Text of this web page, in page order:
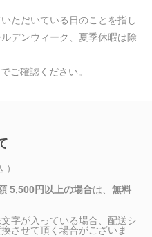
ただいている日のことを指し
デンウィーク、夏季休暇は除
でご確認ください。
5,500円以上の場合は、 無料
字が入っている場合、配送シ
させて頂く場合がございま